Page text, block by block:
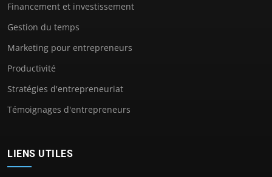
Financement et investissement
Gestion du temps
Marketing pour entrepreneurs
Productivité
Stratégies d'entrepreneuriat
Témoignages d'entrepreneurs
LIENS UTILES